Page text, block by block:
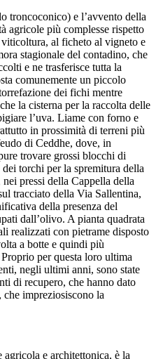
troncoconico) e l’avvento della
agricole più complesse rispetto
al ficheto al vigneto e
stagionale del contadino, che
e ne trasferisce tutta la
comunemente un piccolo
dei fichi mentre
la cisterna per la raccolta delle
l’uva. Liame con forno e
in prossimità di terreni più
di Ceddhe, dove, in
trovare grossi blocchi di
torchi per la spremitura della
pressi della Cappella della
tracciato della Via Sallentina,
della presenza del
dall’olivo. A pianta quadrata
realizzati con pietrame disposto
a botte e quindi più
per questa loro ultima
negli ultimi anni, sono state
di recupero, che hanno dato
impreziosiscono la
agricola e architettonica, è la